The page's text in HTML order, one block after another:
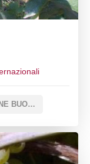
ESPOSIZIONE BUONA